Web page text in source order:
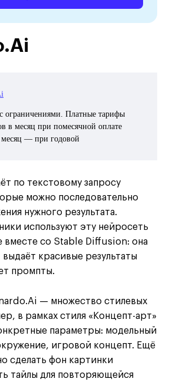
ограничениями. Платные тарифы
в месяц при помесячной оплате
месяц — при годовой
по текстовому запросу
можно последовательно
нужного результата.
используют эту нейросеть
вместе со Stable Diffusion: она
красивые результаты
промпты.
— множество стилевых
в рамках стиля «Концепт-арт»
параметры: модельный
игровой концепт. Ещё
сделать фон картинки
тайлы для повторяющейся